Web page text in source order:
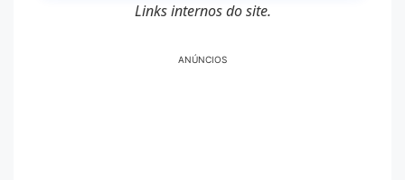
Links internos do site.
ANÚNCIOS